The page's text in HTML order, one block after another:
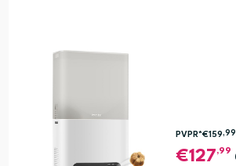
PVPR*€159,99
127,99